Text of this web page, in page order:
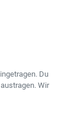
Du
Wir